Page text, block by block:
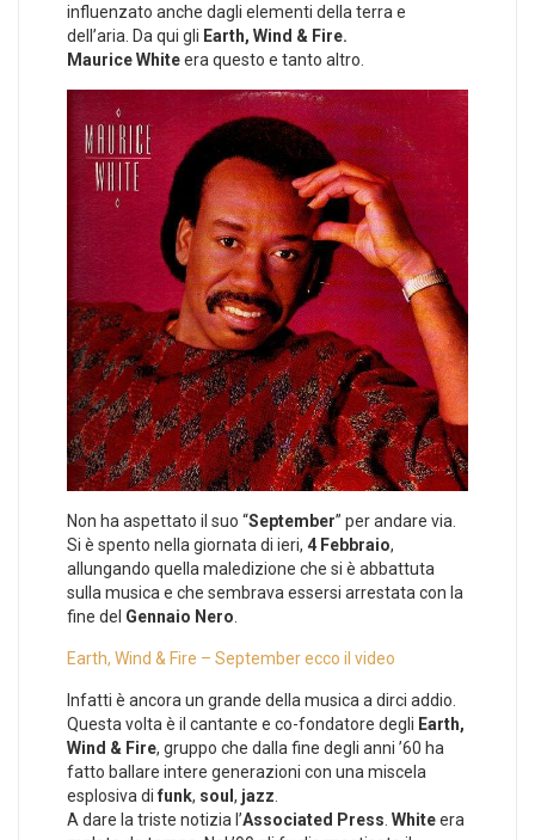
influenzato anche dagli elementi della terra e
dell’aria. Da qui gli Earth, Wind & Fire.
Maurice Whiteera questo e tanto altro.
Non ha aspettato il suo “September” per andare via.
Si è spento nella giornata di ieri, 4 Febbraio,
allungando quella maledizione che si è abbattuta
sulla musica e che sembrava essersi arrestata con la
fine del Gennaio Nero.
Earth, Wind & Fire – September ecco il video
Infatti è ancora un grande della musica a dirci addio.
Questa volta è il cantante e co-fondatore degli Earth,
Wind & Fire, gruppo che dalla fine degli anni ’60 ha
fatto ballare intere generazioni con una miscela
esplosiva di funk, soul , jazz.
A dare la triste notizia l’Associated Press. Whiteera